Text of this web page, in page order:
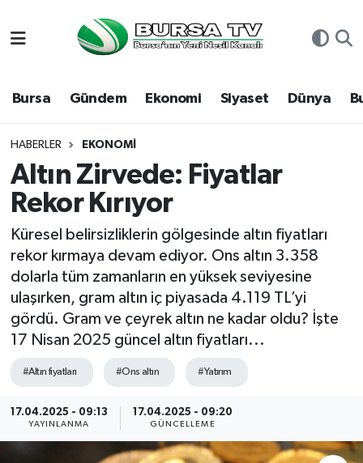
Bursa Gündem Ekonomi Siyaset Dünya
HABERLER EKONOMI
Altın Zirvede: Fiyatlar
Rekor Kırıyor
Küresel belirsizliklerin gölgesinde altın fiyatları
rekor kırmaya devam ediyor. Ons altın 3.358
dolarla tüm zamanların en yüksek seviyesine
ulaşırken, gram altın iç piyasada 4.119 TL’yi
gördü. Gram ve çeyrek altın ne kadar oldu? İşte
17 Nisan 2025 güncel altın fiyatları...
#Altın fiyatları #Ons altın #Yatırım
17.04.2025 - 09:13
YAYINLANMA
17.04.2025 - 09:20
GÜNCELLEME
Bursa
Dünya
Eğitim
Ekonomi
Genel
Gündem
Hava Durumu
Namaz Vakitleri
Trafik Durumu
Süper Lig Puan Durumu ve Fikstür
Tüm Manşetler
Son Dakika Haberleri
Haber Arşivi